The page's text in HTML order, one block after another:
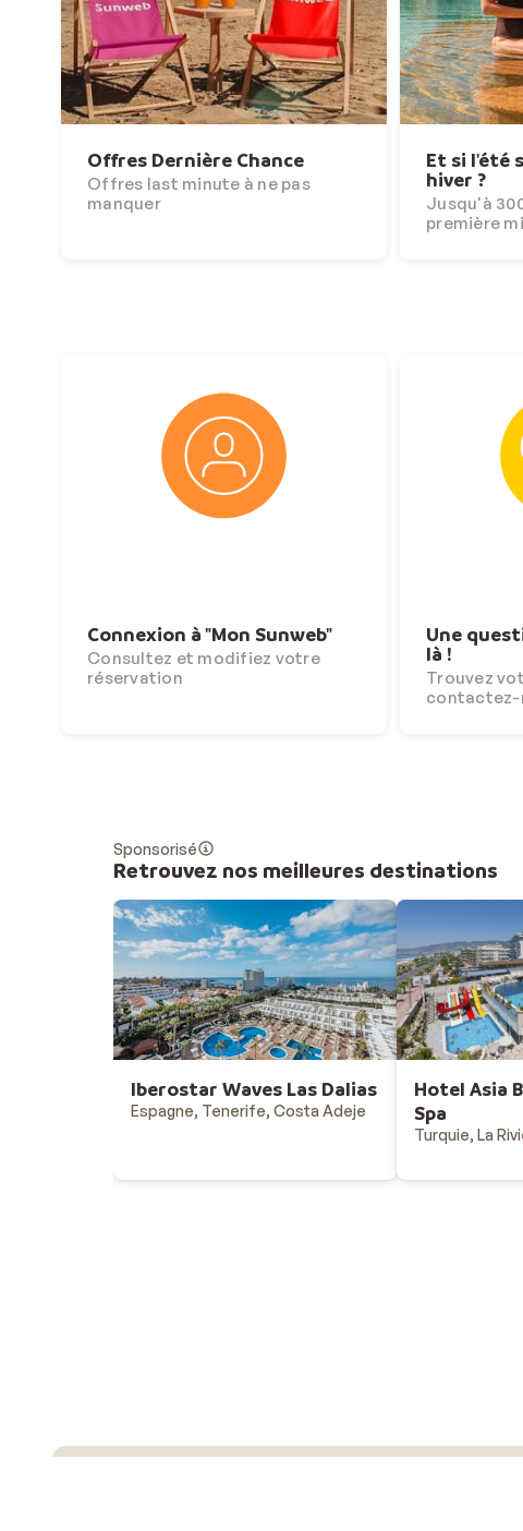
Offres Dernière Chance
Offres last minute à ne pas
manquer
Et si l'été
hiver ?
Jusqu'à
première
Connexion à "Mon Sunweb"
Consultez et modifiez votre
réservation
Une
là !
Trouvez
contactez-
Sponsorisé
Retrouvez nos meilleures destinations
Iberostar Waves Las Dalias
Espagne, Tenerife, Costa Adeje
Hotel Asia
Spa
Turquie, La